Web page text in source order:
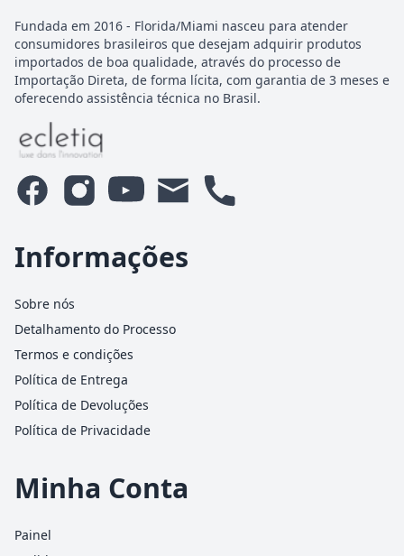
Fundada em 2016 - Florida/Miami nasceu para atender
consumidores brasileiros que desejam adquirir produtos
importados de boa qualidade, através do processo de
Importação Direta, de forma lícita, com garantia de 3 meses e
oferecendo assistência técnica no Brasil.
Informações
Sobre nós
Detalhamento do Processo
Termos e condições
Política de Entrega
Política de Devoluções
Política de Privacidade
Minha Conta
Painel